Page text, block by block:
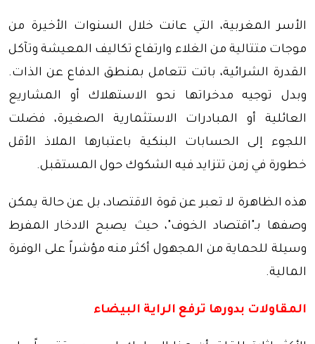
الأسر المغربية، التي عانت خلال السنوات الأخيرة من
موجات متتالية من الغلاء وارتفاع تكاليف المعيشة وتآكل
القدرة الشرائية، باتت تتعامل بمنطق الدفاع عن الذات.
وبدل توجيه مدخراتها نحو الاستهلاك أو المشاريع
العائلية أو المبادرات الاستثمارية الصغيرة، فضلت
اللجوء إلى الحسابات البنكية باعتبارها الملاذ الأقل
خطورة في زمن تتزايد فيه الشكوك حول المستقبل.
هذه الظاهرة لا تعبر عن قوة الاقتصاد، بل عن حالة يمكن
وصفها بـ"اقتصاد الخوف"، حيث يصبح الادخار المفرط
وسيلة للحماية من المجهول أكثر منه مؤشراً على الوفرة
المالية.
المقاولات بدورها ترفع الراية البيضاء